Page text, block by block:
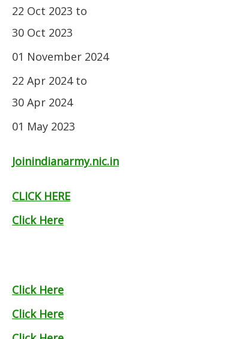
22 Oct 2023 to
30 Oct 2023
01 November 2024
22 Apr 2024 to
30 Apr 2024
01 May 2023
Joinindianarmy.nic.in
CLICK HERE
Click Here
Click Here
Click Here